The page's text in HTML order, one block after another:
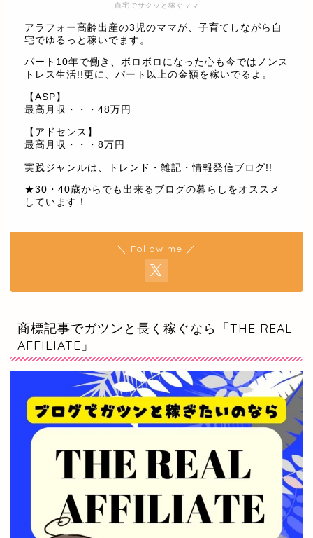
自宅でサクッと稼ぐママ
アラフォー高齢出産の3児のママが、子育てしながら自
宅でゆるっと稼いでます。
パート10年で働き、ボロボロになった心も今ではノンス
トレス生活!!更に、パート以上の金額を稼いでるよ。
【ASP】
最高月収・・・48万円
【アドセンス】
最高月収・・・8万円
実践ジャンルは、トレンド・雑記・情報発信ブログ!!
★30・40歳からでも出来るブログの暮らしをオススメ
しています！
＼ Follow me ／
商標記事でガツンと長く稼ぐなら「THE REAL
AFFILIATE」